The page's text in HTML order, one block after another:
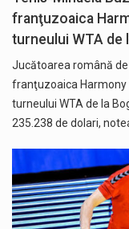
franţuzoaica
turneului WTA de
Jucătoarea română
franţuzoaica Harmony
turneului WTA de la
235.238 de dolari,